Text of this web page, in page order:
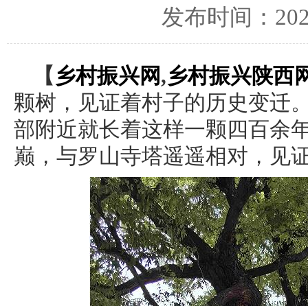
发布时间：
【 乡村振兴网,乡村振兴陕西
颗树，见证着村子的历史变迁
部附近就长着这样一颗四百余
巅，与罗山寺塔遥遥相对，见